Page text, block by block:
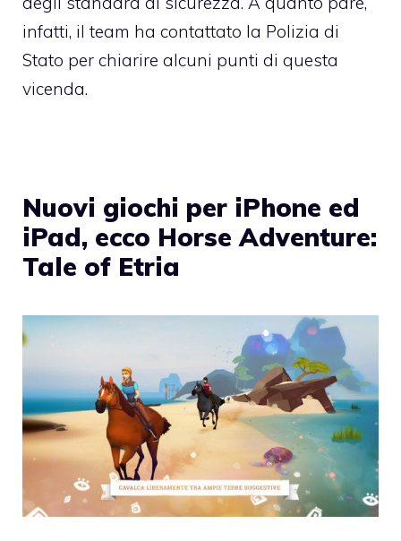
infatti, il team ha contattato la Polizia di
Stato per chiarire alcuni punti di questa
vicenda.
Nuovi giochi per iPhone ed
iPad, ecco Horse Adventure:
Tale of Etria